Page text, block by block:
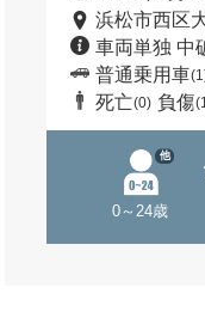
浜松市西区
車両単独 中
普通乗用車
死亡(0) 負傷
0～24歳
他